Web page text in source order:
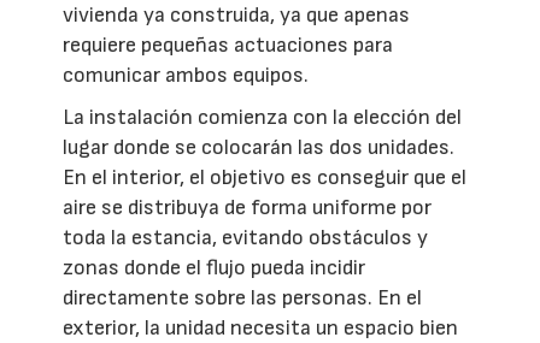
vivienda ya construida, ya que apenas
requiere pequeñas actuaciones para
comunicar ambos equipos.
La instalación comienza con la elección del
lugar donde se colocarán las dos unidades.
En el interior, el objetivo es conseguir que el
aire se distribuya de forma uniforme por
toda la estancia, evitando obstáculos y
zonas donde el flujo pueda incidir
directamente sobre las personas. En el
exterior, la unidad necesita un espacio bien